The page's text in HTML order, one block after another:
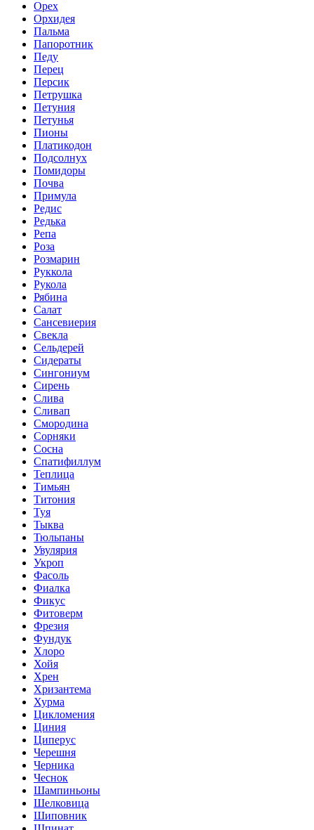
Орех
Орхидея
Пальма
Папоротник
Педу
Перец
Персик
Петрушка
Петуния
Петунья
Пионы
Платикодон
Подсолнух
Помидоры
Почва
Примула
Редис
Редька
Репа
Роза
Розмарин
Руккола
Рукола
Рябина
Салат
Сансевиерия
Свекла
Сельдерей
Сидераты
Сингониум
Сирень
Слива
Сливап
Смородина
Сорняки
Сосна
Спатифиллум
Теплица
Тимьян
Титония
Туя
Тыква
Тюльпаны
Увулярия
Укроп
Фасоль
Фиалка
Фикус
Фитоверм
Фрезия
Фундук
Хлоро
Хойя
Хрен
Хризантема
Хурма
Цикломения
Циния
Циперус
Черешня
Черника
Чеснок
Шампиньоны
Шелковица
Шиповник